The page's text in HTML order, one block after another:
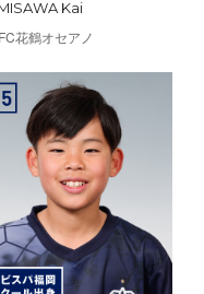
Kai
FC花鶴オセアノ